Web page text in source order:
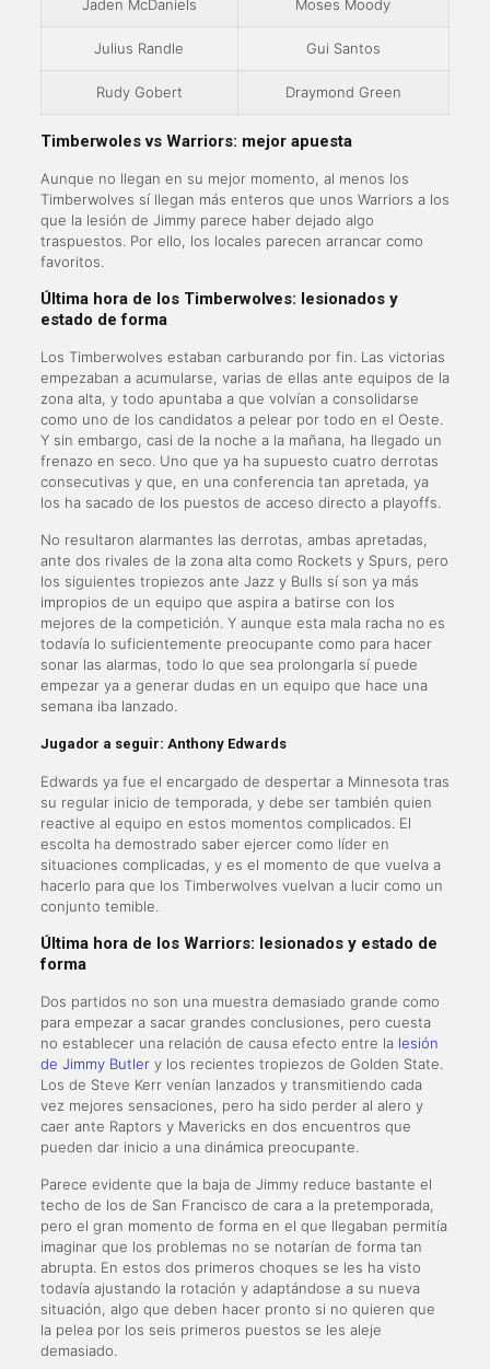
Jaden McDaniels Moses Moody
Julius Randle Gui Santos
Rudy Gobert Draymond Green
Timberwoles vs Warriors: mejor apuesta
Aunque no llegan en su mejor momento, al menos los
Timberwolves sí llegan más enteros que unos Warriors a los
que la lesión de Jimmy parece haber dejado algo
traspuestos. Por ello, los locales parecen arrancar como
favoritos.
Última hora de los Timberwolves: lesionados y
estado de forma
Los Timberwolves estaban carburando por fin. Las victorias
empezaban a acumularse, varias de ellas ante equipos de la
zona alta, y todo apuntaba a que volvían a consolidarse
como uno de los candidatos a pelear por todo en el Oeste.
Y sin embargo, casi de la noche a la mañana, ha llegado un
frenazo en seco. Uno que ya ha supuesto cuatro derrotas
consecutivas y que, en una conferencia tan apretada, ya
los ha sacado de los puestos de acceso directo a playoffs.
No resultaron alarmantes las derrotas, ambas apretadas,
ante dos rivales de la zona alta como Rockets y Spurs, pero
los siguientes tropiezos ante Jazz y Bulls sí son ya más
impropios de un equipo que aspira a batirse con los
mejores de la competición. Y aunque esta mala racha no es
todavía lo suficientemente preocupante como para hacer
sonar las alarmas, todo lo que sea prolongarla sí puede
empezar ya a generar dudas en un equipo que hace una
semana iba lanzado.
Jugador a seguir: Anthony Edwards
Edwards ya fue el encargado de despertar a Minnesota tras
su regular inicio de temporada, y debe ser también quien
reactive al equipo en estos momentos complicados. El
escolta ha demostrado saber ejercer como líder en
situaciones complicadas, y es el momento de que vuelva a
hacerlo para que los Timberwolves vuelvan a lucir como un
conjunto temible.
Última hora de los Warriors: lesionados y estado de
forma
Dos partidos no son una muestra demasiado grande como
para empezar a sacar grandes conclusiones, pero cuesta
no establecer una relación de causa efecto entre la lesión
de Jimmy Butlery los recientes tropiezos de Golden State.
Los de Steve Kerr venían lanzados y transmitiendo cada
vez mejores sensaciones, pero ha sido perder al alero y
caer ante Raptors y Mavericks en dos encuentros que
pueden dar inicio a una dinámica preocupante.
Parece evidente que la baja de Jimmy reduce bastante el
techo de los de San Francisco de cara a la pretemporada,
pero el gran momento de forma en el que llegaban permitía
imaginar que los problemas no se notarían de forma tan
abrupta. En estos dos primeros choques se les ha visto
todavía ajustando la rotación y adaptándose a su nueva
situación, algo que deben hacer pronto si no quieren que
la pelea por los seis primeros puestos se les aleje
demasiado.